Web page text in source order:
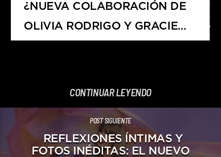
¿NUEVA COLABORACIÓN DE
OLIVIA RODRIGO Y GRACIE
CONTINUAR LEYENDO
POST SIGUIENTE
REFLEXIONES ÍNTIMAS Y
FOTOS INÉDITAS: EL NUEVO